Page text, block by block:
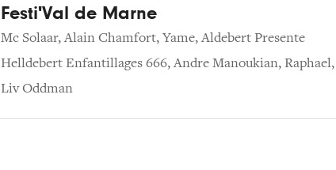
Festi'Val de Marne
Mc Solaar,Alain Chamfort, Yame,Aldebert Presente
Helldebert Enfantillages 666,Andre Manoukian, Raphael,
Liv Oddman